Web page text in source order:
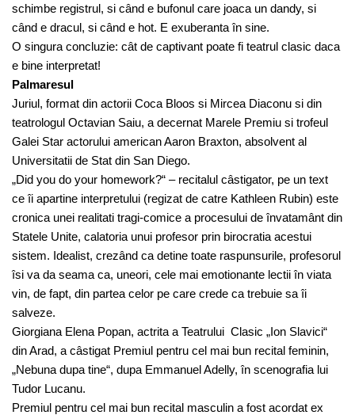
schimbe registrul, si când e bufonul care joaca un dandy, si
când e dracul, si când e hot. E exuberanta în sine.
O singura concluzie: cât de captivant poate fi teatrul clasic daca
e bine interpretat!
Palmaresul
Juriul, format din actorii Coca Bloos si Mircea Diaconu si din
teatrologul Octavian Saiu, a decernat Marele Premiu si trofeul
Galei Star actorului american Aaron Braxton, absolvent al
Universitatii de Stat din San Diego.
„Did you do your homework?“ – recitalul câstigator, pe un text
ce îi apartine interpretului (regizat de catre Kathleen Rubin) este
cronica unei realitati tragi-comice a procesului de învatamânt din
Statele Unite, calatoria unui profesor prin birocratia acestui
sistem. Idealist, crezând ca detine toate raspunsurile, profesorul
îsi va da seama ca, uneori, cele mai emotionante lectii în viata
vin, de fapt, din partea celor pe care crede ca trebuie sa îi
salveze.
Giorgiana Elena Popan, actrita a Teatrului Clasic „Ion Slavici“
din Arad, a câstigat Premiul pentru cel mai bun recital feminin,
„Nebuna dupa tine“, dupa Emmanuel Adelly, în scenografia lui
Tudor Lucanu.
Premiul pentru cel mai bun recital masculin a fost acordat ex